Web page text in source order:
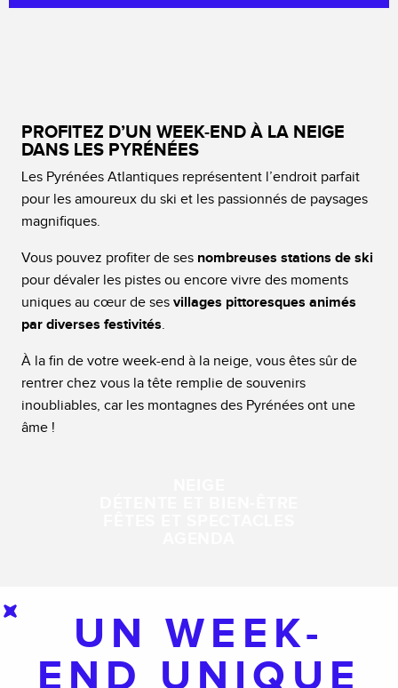
PROFITEZ D’UN WEEK-END À LA NEIGE
DANS LES PYRÉNÉES
Les Pyrénées Atlantiques représentent l’endroit parfait
pour les amoureux du ski et les passionnés de paysages
magnifiques.
Vous pouvez profiter de ses nombreuses stations de ski
pour dévaler les pistes ou encore vivre des moments
uniques au cœur de ses villages pittoresques animés
par diverses festivités.
À la fin de votre week-end à la neige, vous êtes sûr de
rentrer chez vous la tête remplie de souvenirs
inoubliables, car les montagnes des Pyrénées ont une
âme !
UN WEEK-
END UNIQUE